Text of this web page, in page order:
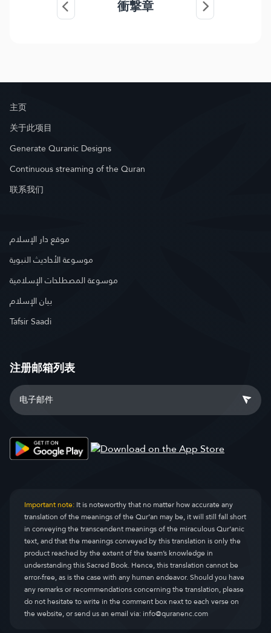
衝撃章
主页
关于此项目
Generate Quranic Designs
Continuous streaming of the Quran
联系我们
موقع دار الإسلام
موسوعة الأحاديث النبوية
موسوعة المصطلحات الإسلامية
بيان الإسلام
Tafsir Saadi
注册邮箱列表
Important note:It is noteworthy that no matter how accurate any
translation of the meanings of the Qur’an may be, it will still fall short
in conveying the transcendent meanings of the miraculous Qur’anic
text, and that the meanings conveyed by this translation is only the
product reached by the extent of the team’s knowledge in
understanding this Sacred Book. Hence, this translation cannot be
error-free, as is the case with any human endeavor. Should you have
any remarks or recommendations concerning the translation, please
do not hesitate to write in the comment box next to each verse on
the website, or send us an email via:info@quranenc.com